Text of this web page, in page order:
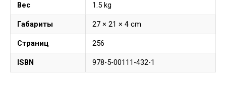
Вес 1.5 kg
Габариты 27 × 21 × 4 cm
Страниц 256
ISBN 978-5-00111-432-1